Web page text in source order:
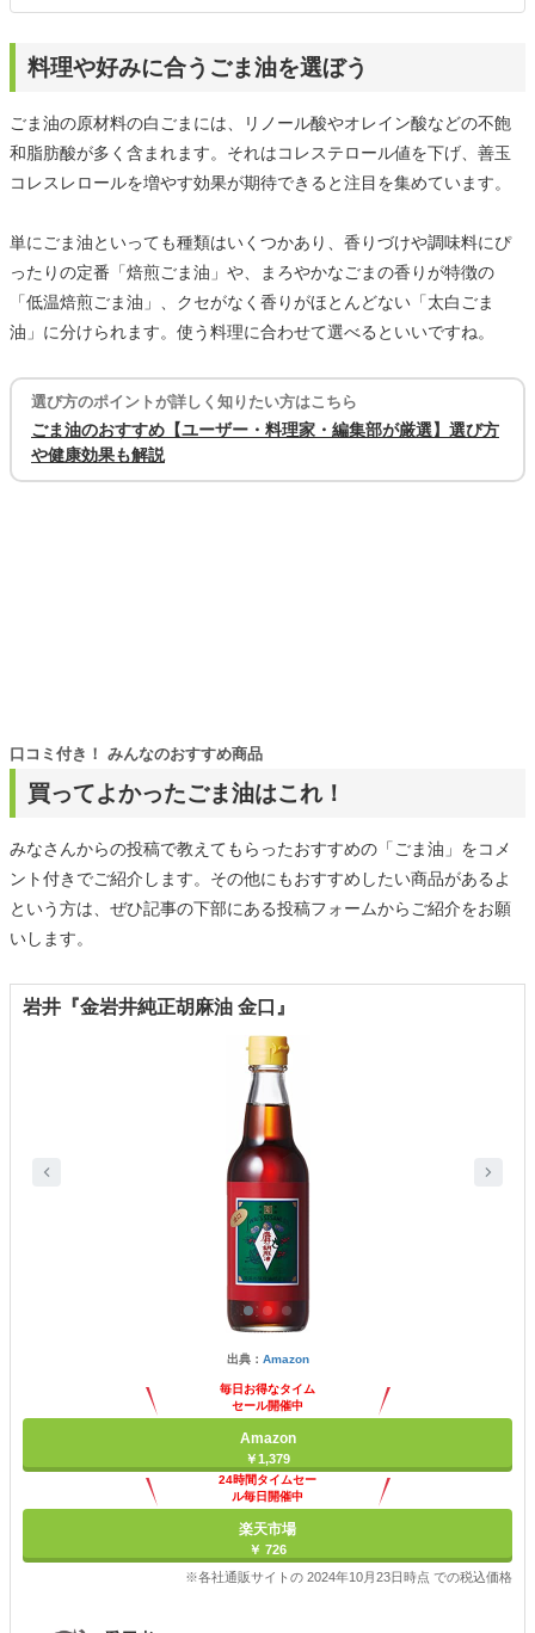
料理や好みに合うごま油を選ぼう
ごま油の原材料の白ごまには、リノール酸やオレイン酸などの不飽
和脂肪酸が多く含まれます。それはコレステロール値を下げ、善玉
コレスレロールを増やす効果が期待できると注目を集めています。
単にごま油といっても種類はいくつかあり、香りづけや調味料にぴ
ったりの定番「焙煎ごま油」や、まろやかなごまの香りが特徴の
「低温焙煎ごま油」、クセがなく香りがほとんどない「太白ごま
油」に分けられます。使う料理に合わせて選べるといいですね。
選び方のポイントが詳しく知りたい方はこちら
ごま油のおすすめ【ユーザー・料理家・編集部が厳選】選び方
や健康効果も解説
買ってよかったごま油はこれ！
口コミ付き！ みんなのおすすめ商品
みなさんからの投稿で教えてもらったおすすめの「ごま油」をコメ
ント付きでご紹介します。その他にもおすすめしたい商品があるよ
という方は、ぜひ記事の下部にある投稿フォームからご紹介をお願
いします。
岩井『金岩井純正胡麻油 金口』
出典： Amazon
毎日お得なタイム
セール開催中
Amazon
￥1,379
24時間タイムセー
ル毎日開催中
楽天市場
￥ 726
※各社通販サイトの 2024年10月23日時点 での税込価格